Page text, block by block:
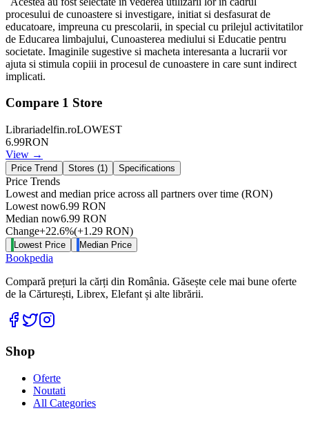
procesului de cunoastere si investigare, initiat si desfasurat de
educatoare, impreuna cu prescolarii, in special cu prilejul activitatilor
de Educarea limbajului, Cunoasterea mediului si Educatie pentru
societate. Imaginile sugestive si macheta interesanta a lucrarii vor
ajuta si stimula copiii in procesul de cunoastere in care sunt indirect
implicati.
Compare 1 Store
Librariadelfin.roLOWEST
6.99RON
View →
Price Trend Stores (1) Specifications
Price Trends
Lowest and median price across all partners over time (RON)
Lowest now6.99 RON
Median now6.99 RON
Change+22.6%(+1.29 RON)
Lowest Price Median Price
Bookpedia
Compară prețuri la cărți din România. Găsește cele mai bune oferte
de la Cărturești, Librex, Elefant și alte librării.
Facebook
Twitter
Shop
Oferte
Noutati
All Categories